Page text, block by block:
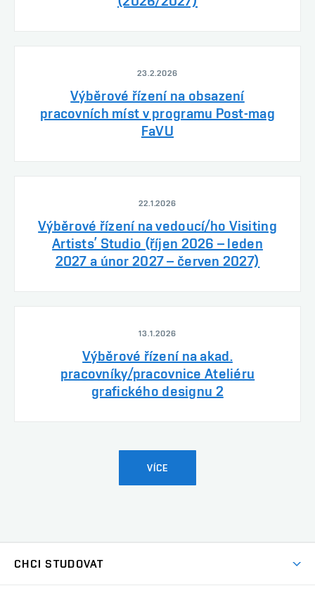
23.2.2026
Výběrové řízení na obsazení
pracovních míst v programu Post-mag
FaVU
22.1.2026
Výběrové řízení na vedoucí/ho Visiting
Artists’ Studio (říjen 2026 – leden
2027 a únor 2027 – červen 2027)
13.1.2026
Výběrové řízení na akad.
pracovníky/pracovnice Ateliéru
grafického designu 2
VÍCE
CHCI STUDOVAT